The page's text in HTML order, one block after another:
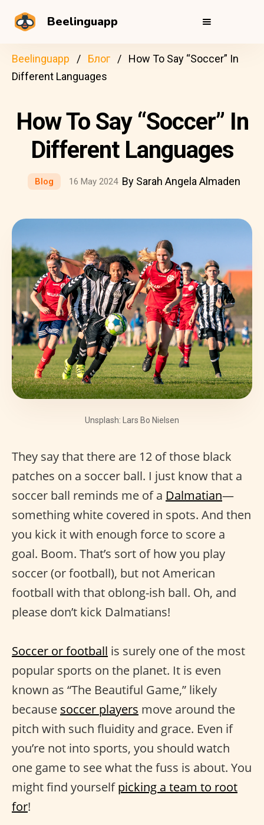
Beelinguapp
Beelinguapp Блог
How To Say “Soccer” In
Different Languages
How To Say “Soccer” In
Different Languages
Blog 16 May 2024 By Sarah Angela Almaden
Unsplash: Lars Bo Nielsen
They say that there are 12 of those black
patches on a soccer ball. I just know that a
soccer ball reminds me of a Dalmatian—
something white covered in spots. And then
you kick it with enough force to score a
goal. Boom. That’s sort of how you play
soccer (or football), but not American
football with that oblong-ish ball. Oh, and
please don’t kick Dalmatians!
Soccer or football is surely one of the most
popular sports on the planet. It is even
known as “The Beautiful Game,” likely
because soccer players move around the
pitch with such fluidity and grace. Even if
you’re not into sports, you should watch
one game to see what the fuss is about. You
might find yourselfpicking a team to root
for!